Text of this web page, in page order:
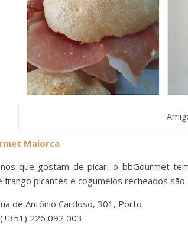
Maiorca
que gostam de picar, o bbGourmet
frango picantes e cogumelos recheados
de António Cardoso, 301, Porto
226 092 003